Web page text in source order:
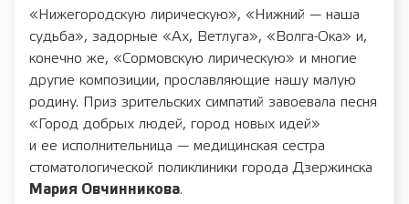
«Нижегородскую лирическую», «Нижний — наша
судьба», задорные «Ах, Ветлуга», «Волга-Ока» и,
конечно же, «Сормовскую лирическую» и многие
другие композиции, прославляющие нашу малую
родину. Приз зрительских симпатий завоевала песня
«Город добрых людей, город новых идей»
и ее исполнительница — медицинская сестра
стоматологической поликлиники города Дзержинска
Мария Овчинникова.